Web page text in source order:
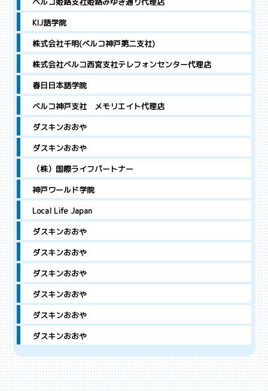
KIJ語学院
株式会社千明(ベルコ神戸第二支社)
株式会社ベルコ西宮支社テレフォンセンター代理店
春日日本語学院
ベルコ神戸支社 メモリエイト代理店
ダスキンおおや
ダスキンおおや
（株）国際ライフパートナー
神戸ワールド学院
Local Life Japan
ダスキンおおや
ダスキンおおや
ダスキンおおや
ダスキンおおや
ダスキンおおや
ダスキンおおや